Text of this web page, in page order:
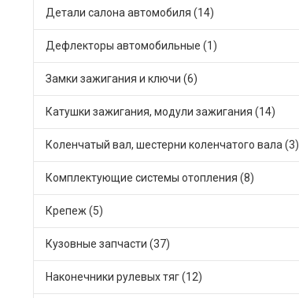
Детали салона автомобиля (14)
Дефлекторы автомобильные (1)
Замки зажигания и ключи (6)
Катушки зажигания, модули зажигания (14)
Коленчатый вал, шестерни коленчатого вала (3)
Комплектующие системы отопления (8)
Крепеж (5)
Кузовные запчасти (37)
Наконечники рулевых тяг (12)